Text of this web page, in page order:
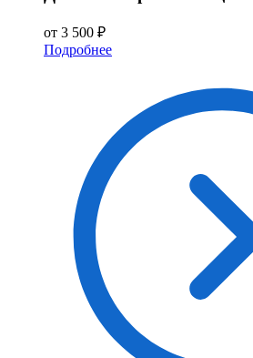
от 3 500 ₽
Подробнее